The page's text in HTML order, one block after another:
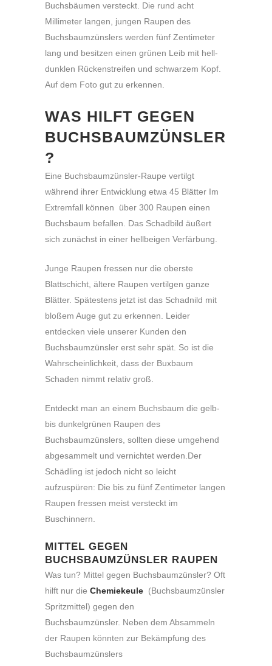
Buchsbäumen versteckt. Die rund acht
Millimeter langen, jungen Raupen des
Buchsbaumzünslers werden fünf Zentimeter
lang und besitzen einen grünen Leib mit hell-
dunklen Rückenstreifen und schwarzem Kopf.
Auf dem Foto gut zu erkennen.
WAS HILFT GEGEN
BUCHSBAUMZÜNSLER
?
Eine Buchsbaumzünsler-Raupe vertilgt
während ihrer Entwicklung etwa 45 Blätter Im
Extremfall können über 300 Raupen einen
Buchsbaum befallen. Das Schadbild äußert
sich zunächst in einer hellbeigen Verfärbung.
Junge Raupen fressen nur die oberste
Blattschicht, ältere Raupen vertilgen ganze
Blätter. Spätestens jetzt ist das Schadnild mit
bloßem Auge gut zu erkennen. Leider
entdecken viele unserer Kunden den
Buchsbaumzünsler erst sehr spät. So ist die
Wahrscheinlichkeit, dass der Buxbaum
Schaden nimmt relativ groß.
Entdeckt man an einem Buchsbaum die gelb-
bis dunkelgrünen Raupen des
Buchsbaumzünslers, sollten diese umgehend
abgesammelt und vernichtet werden.Der
Schädling ist jedoch nicht so leicht
aufzuspüren: Die bis zu fünf Zentimeter langen
Raupen fressen meist versteckt im
Buschinnern.
MITTEL GEGEN
BUCHSBAUMZÜNSLER RAUPEN
Was tun? Mittel gegen Buchsbaumzünsler? Oft
hilft nur die Chemiekeule (Buchsbaumzünsler
Spritzmittel) gegen den
Buchsbaumzünsler. Neben dem Absammeln
der Raupen könnten zur Bekämpfung des
Buchsbaumzünslers